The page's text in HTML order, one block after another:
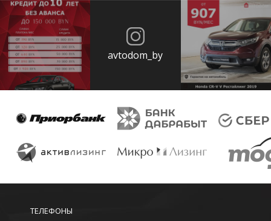
avtodom_by
ТЕЛЕФОНЫ